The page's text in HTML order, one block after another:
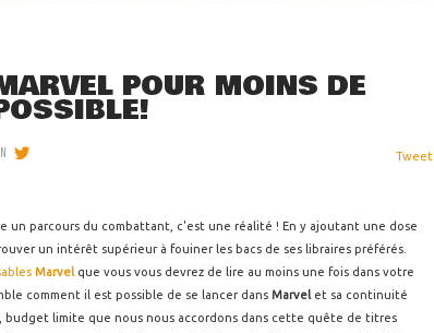
POUR MOINS DE
Tweet
un parcours du combattant, c'est une réalité ! En y ajoutant une dose
un intérêt supérieur à fouiner les bacs de ses libraires préférés.
Marvel que vous vous devrez de lire au moins une fois dans votre
comment il est possible de se lancer dans Marvel et sa continuité
budget limite que nous nous accordons dans cette quête de titres